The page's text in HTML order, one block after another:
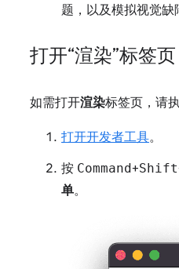
题，以及模拟视觉缺
打开“渲染”标签页
如需打开渲染标签页，请
打开开发者工具。
按 Command+Shift
单。